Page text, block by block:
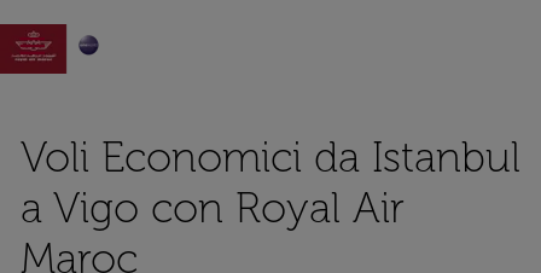

Voli Economici da Istanbul
a Vigo con Royal Air
Maroc